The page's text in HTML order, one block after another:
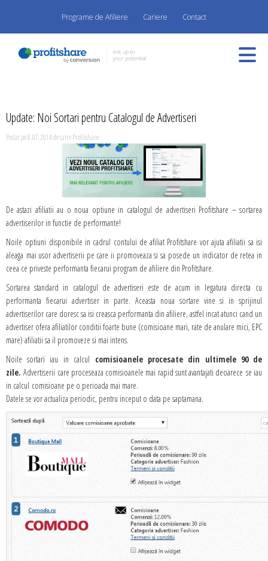
Programe de Afiliere Cariere Contact
Update: Noi Sortari pentru Catalogul de Advertiseri
Postat pe 8.07.2014 de catre Profitshare
De astazi afiliatii au o noua optiune in catalogul de advertiseri Profitshare – sortarea
advertiserilor in functie de performante!
Noile optiuni disponibile in cadrul contului de afiliat Profitshare vor ajuta afiliatii sa isi
aleaga mai usor advertiserii pe care ii promoveaza si sa posede un indicator de retea in
ceea ce priveste performanta fiecarui program de afiliere din Profitshare.
Sortarea standard in catalogul de advertiseri este de acum in legatura directa cu
performanta fiecarui advertiser in parte. Aceasta noua sortare vine si in sprijinul
advertiserilor care doresc sa isi creasca performanta din afiliere, astfel incat atunci cand un
advertiser ofera afiliatilor conditii foarte bune (comisioane mari, rate de anulare mici, EPC
mare) afiliatii sa il promoveze si mai intens.
Noile sortari iau in calcul comisioanele procesate din ultimele 90 de
zile. Advertiserii care proceseaza comisioanele mai rapid sunt avantajati deoarece se iau
in calcul comisioane pe o perioada mai mare.
Datele se vor actualiza periodic, pentru inceput o data pe saptamana.